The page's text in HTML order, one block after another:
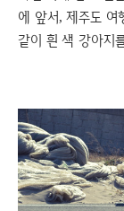
에 앞서, 제주도 여
같이 흰 색 강아지